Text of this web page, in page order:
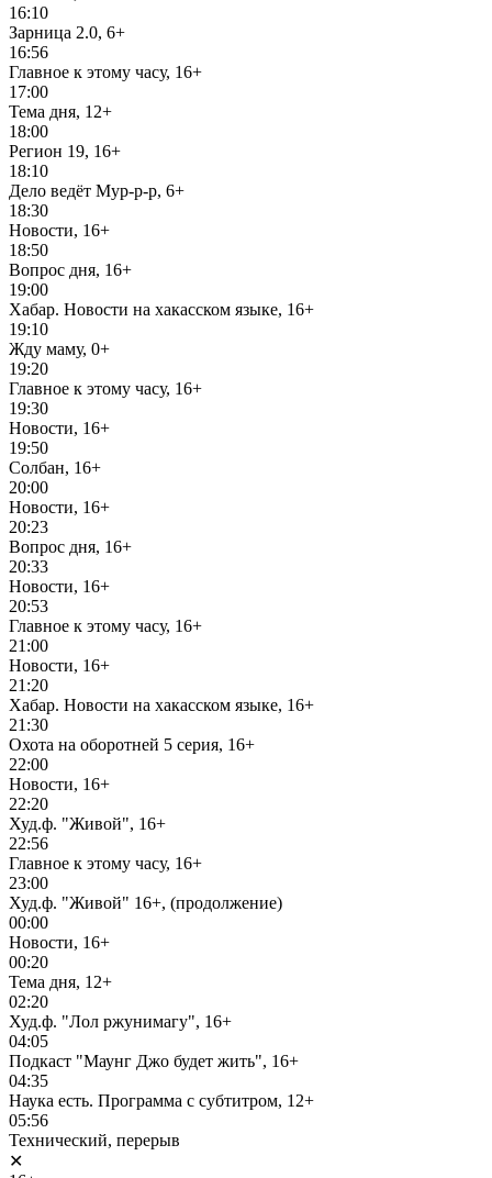
16:10
Зарница 2.0, 6+
16:56
Главное к этому часу, 16+
17:00
Тема дня, 12+
18:00
Регион 19, 16+
18:10
Дело ведёт Мур-р-р, 6+
18:30
Новости, 16+
18:50
Вопрос дня, 16+
19:00
Хабар. Новости на хакасском языке, 16+
19:10
Жду маму, 0+
19:20
Главное к этому часу, 16+
19:30
Новости, 16+
19:50
Солбан, 16+
20:00
Новости, 16+
20:23
Вопрос дня, 16+
20:33
Новости, 16+
20:53
Главное к этому часу, 16+
21:00
Новости, 16+
21:20
Хабар. Новости на хакасском языке, 16+
21:30
Охота на оборотней 5 серия, 16+
22:00
Новости, 16+
22:20
Худ.ф. "Живой", 16+
22:56
Главное к этому часу, 16+
23:00
Худ.ф. "Живой" 16+, (продолжение)
00:00
Новости, 16+
00:20
Тема дня, 12+
02:20
Худ.ф. "Лол ржунимагу", 16+
04:05
Подкаст "Маунг Джо будет жить", 16+
04:35
Наука есть. Программа с субтитром, 12+
05:56
Технический, перерыв
✕